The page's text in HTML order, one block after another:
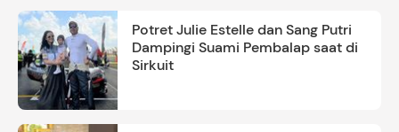
Potret Julie Estelle dan Sang Putri
Dampingi Suami Pembalap saat di
Sirkuit